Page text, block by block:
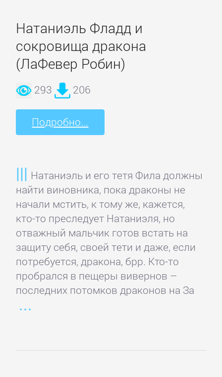
Натаниэль Фладд и
сокровища дракона
(ЛаФевер Робин)
293 206
Подробно...
Натаниэль и его тетя Фила должны
найти виновника, пока драконы не
начали мстить, к тому же, кажется,
кто-то преследует Натаниэля, но
отважный мальчик готов встать на
защиту себя, своей тети и даже, если
потребуется, дракона, брр. Кто-то
пробрался в пещеры вивернов –
последних потомков драконов на За
Шпионские
детективы
ДЕТСКИЕ
КНИГИ
Детская
Детская
фантастика
Детские
детективы
Детские
приключения